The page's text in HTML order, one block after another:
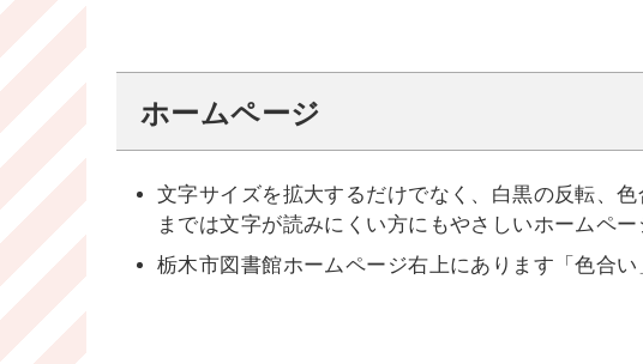
ホームページ
文字サイズを拡大するだけでなく、白黒の反転、
までは文字が読みにくい方にもやさしいホームペー
栃木市図書館ホームページ右上にあります「色合